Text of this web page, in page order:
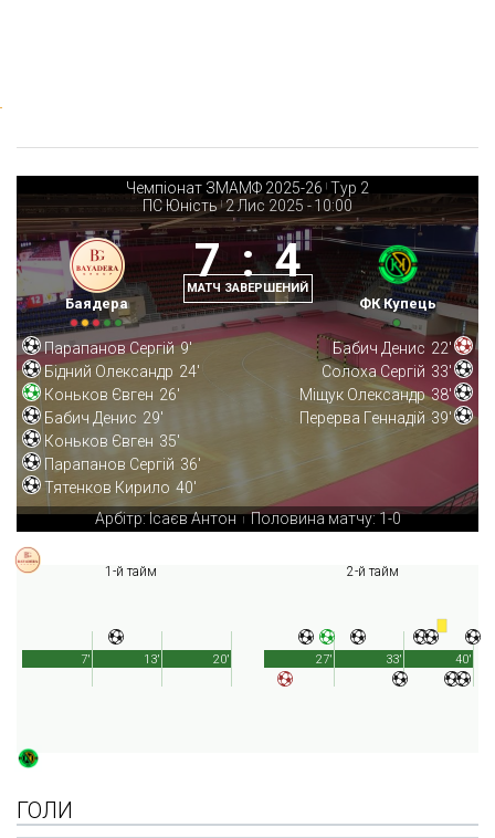
Чемпіонат ЗМАМФ 2025-26 | Тур 2
ПС Юність | 2 Лис 2025 - 10:00
Баядера
7 : 4
МАТЧ ЗАВЕРШЕНИЙ
ФК Купець
Парапанов Сергій 9'
Бідний Олександр 24'
Коньков Євген 26'
Бабич Денис 29'
Коньков Євген 35'
Парапанов Сергій 36'
Тятенков Кирило 40'
Бабич Денис 22'
Солоха Сергій 33'
Міщук Олександр 38'
Перерва Геннадій 39'
Арбітр: Ісаєв Антон | Половина матчу: 1-0
1-й тайм
20'
7' 13'
2-й тайм
40'
27' 33'
ГОЛИ